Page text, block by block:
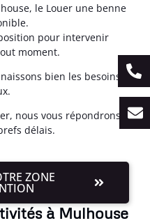
le Louer une benne
pour intervenir
moment.
bien les besoins
nous vous répondrons
délais.
ZONE
à Mulhouse